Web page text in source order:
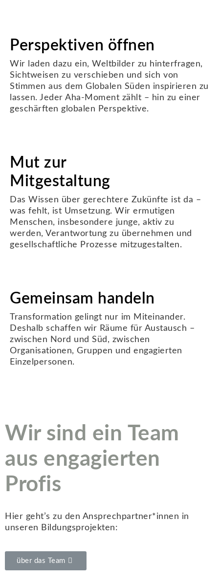
Perspektiven öffnen
Wir laden dazu ein, Weltbilder zu hinterfragen,
Sichtweisen zu verschieben und sich von
Stimmen aus dem Globalen Süden inspirieren zu
lassen. Jeder Aha-Moment zählt – hin zu einer
geschärften globalen Perspektive.
Mut zur
Mitgestaltung
Das Wissen über gerechtere Zukünfte ist da –
was fehlt, ist Umsetzung. Wir ermutigen
Menschen, insbesondere junge, aktiv zu
werden, Verantwortung zu übernehmen und
gesellschaftliche Prozesse mitzugestalten.
Gemeinsam handeln
Transformation gelingt nur im Miteinander.
Deshalb schaffen wir Räume für Austausch –
zwischen Nord und Süd, zwischen
Organisationen, Gruppen und engagierten
Einzelpersonen.
Wir sind ein Team
aus engagierten
Profis
Hier geht’s zu den Ansprechpartner*innen in
unseren Bildungsprojekten:
über das Team